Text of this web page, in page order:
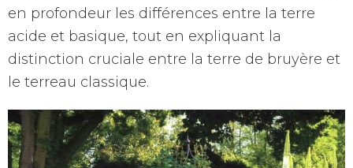
en profondeur les différences entre la terre
acide et basique, tout en expliquant la
distinction cruciale entre la terre de bruyère et
le terreau classique.